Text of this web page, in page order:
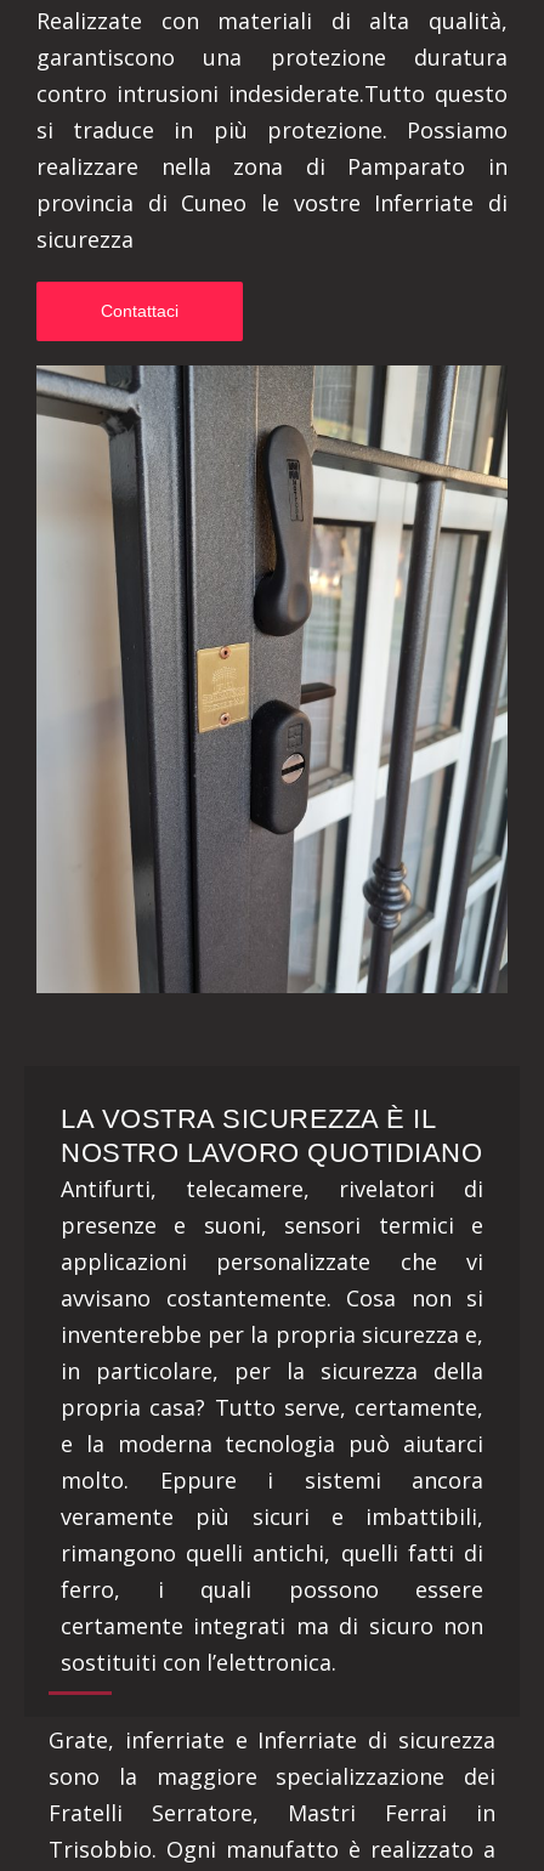
Realizzate con materiali di alta qualità,
garantiscono una protezione duratura
contro intrusioni indesiderate.Tutto questo
si traduce in più protezione. Possiamo
realizzare nella zona di Pamparato in
provincia di Cuneo le vostre Inferriate di
sicurezza
Contattaci
LA VOSTRA SICUREZZA È IL
NOSTRO LAVORO QUOTIDIANO
Antifurti, telecamere, rivelatori di
presenze e suoni, sensori termici e
applicazioni personalizzate che vi
avvisano costantemente. Cosa non si
inventerebbe per la propria sicurezza e,
in particolare, per la sicurezza della
propria casa? Tutto serve, certamente,
e la moderna tecnologia può aiutarci
molto. Eppure i sistemi ancora
veramente più sicuri e imbattibili,
rimangono quelli antichi, quelli fatti di
ferro, i quali possono essere
certamente integrati ma di sicuro non
sostituiti con l’elettronica.
Grate, inferriate e Inferriate di sicurezza
sono la maggiore specializzazione dei
Fratelli Serratore, Mastri Ferrai in
Trisobbio. Ogni manufatto è realizzato a